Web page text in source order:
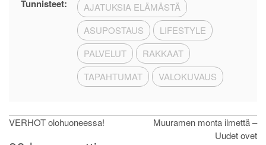
Tunnisteet:
AJATUKSIA ELÄMÄSTÄ
ASUPOSTAUS
LIFESTYLE
PALVELUT
RAKKAAT
TAPAHTUMAT
VALOKUVAUS
Artikkelien
VERHOT olohuoneessa!
Muuramen monta ilmettä –
Uudet ovet